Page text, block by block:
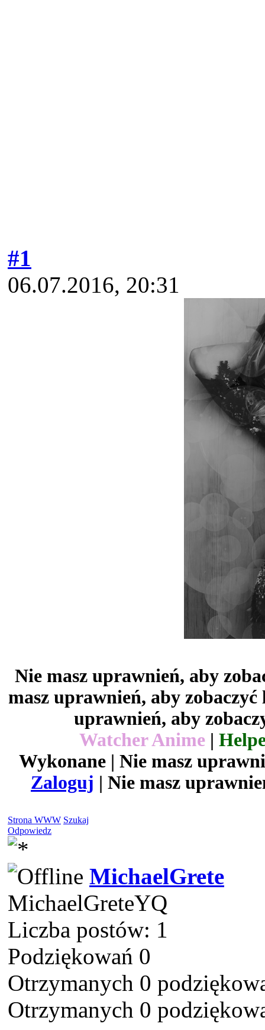
#1
06.07.2016, 20:31
Nie masz uprawnień, aby
masz uprawnień, aby
uprawnień, aby
Watcher Anime |
Wykonane | Nie masz
Zaloguj | Nie masz
Strona WWW Szukaj
Odpowiedz
MichaelGrete
MichaelGreteYQ
Liczba postów: 1
Podziękowań 0
Otrzymanych 0
Otrzymanych 0